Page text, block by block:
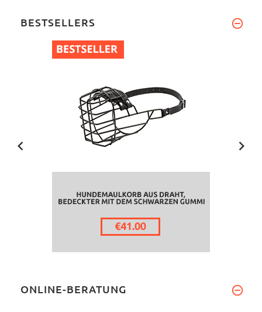
BESTSELLERS
ONLINE-BERATUNG